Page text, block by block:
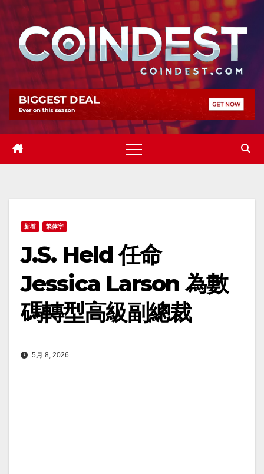
Skip
content
新着 繁体字
J.S. Held 任命
Jessica Larson 為數
碼轉型高級副總裁
5月 8, 2026